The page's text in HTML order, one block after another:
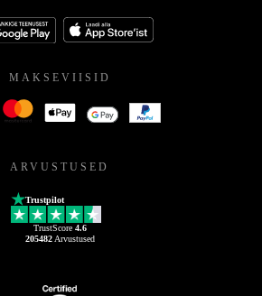
MAKSEVIISID
ARVUSTUSED
Trustpilot
TrustScore 4.6
205482Arvustused